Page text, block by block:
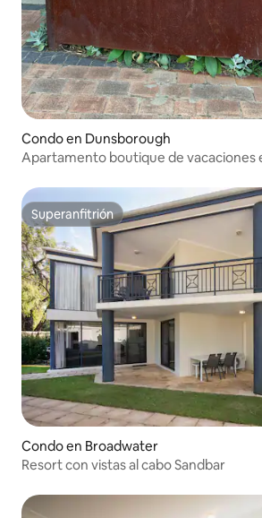
Condo en Dunsborough
Apartamento boutique de vacaciones
Superanfitrión
Superanfitrión
Condo en Broadwater
Resort con vistas al cabo Sandbar